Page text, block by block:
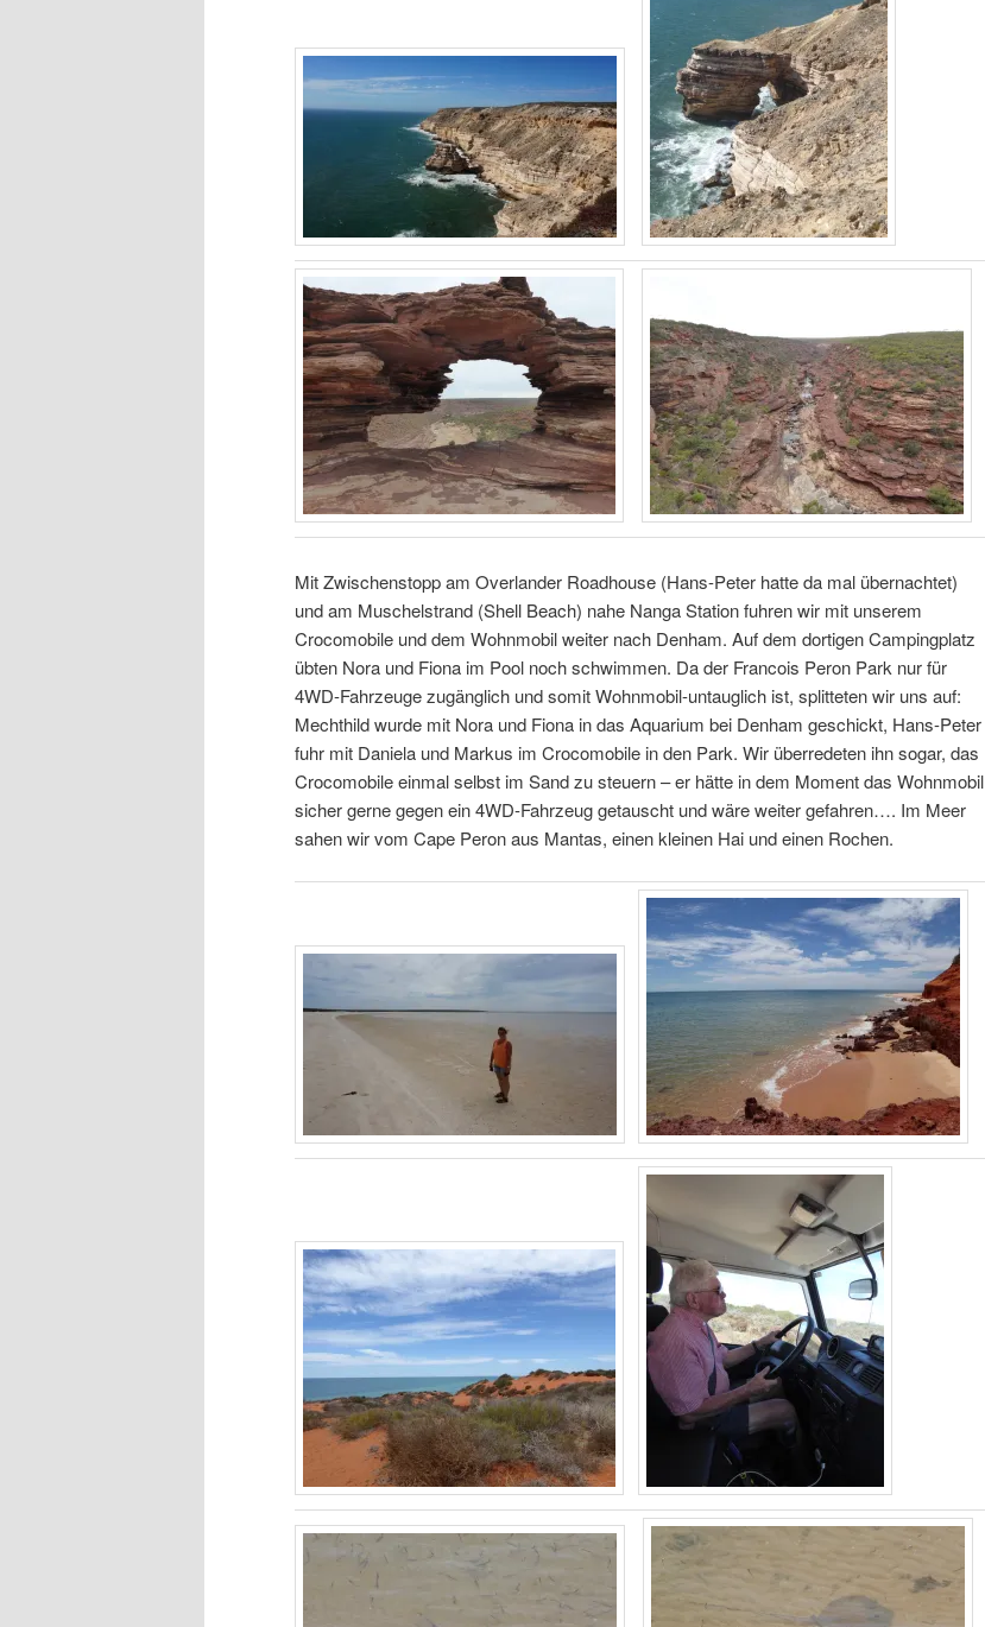
Mit Zwischenstopp am Overlander Roadhouse (Hans-Peter hatte da mal übernachtet)
und am Muschelstrand (Shell Beach) nahe Nanga Station fuhren wir mit unserem
Crocomobile und dem Wohnmobil weiter nach Denham. Auf dem dortigen Campingplatz
übten Nora und Fiona im Pool noch schwimmen. Da der Francois Peron Park nur für
4WD-Fahrzeuge zugänglich und somit Wohnmobil-untauglich ist, splitteten wir uns auf:
Mechthild wurde mit Nora und Fiona in das Aquarium bei Denham geschickt, Hans-Peter
fuhr mit Daniela und Markus im Crocomobile in den Park. Wir überredeten ihn sogar, das
Crocomobile einmal selbst im Sand zu steuern – er hätte in dem Moment das Wohnmobil
sicher gerne gegen ein 4WD-Fahrzeug getauscht und wäre weiter gefahren…. Im Meer
sahen wir vom Cape Peron aus Mantas, einen kleinen Hai und einen Rochen.